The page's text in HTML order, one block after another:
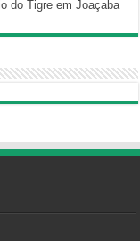
do Tigre em Joaçaba